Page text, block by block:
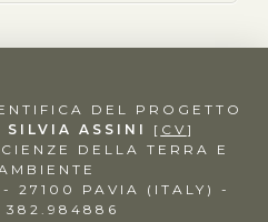
DEL PROGETTO
SILVIA ASSINI [ CV ]
DELLA TERRA E
27100 PAVIA (ITALY) -
382.984886